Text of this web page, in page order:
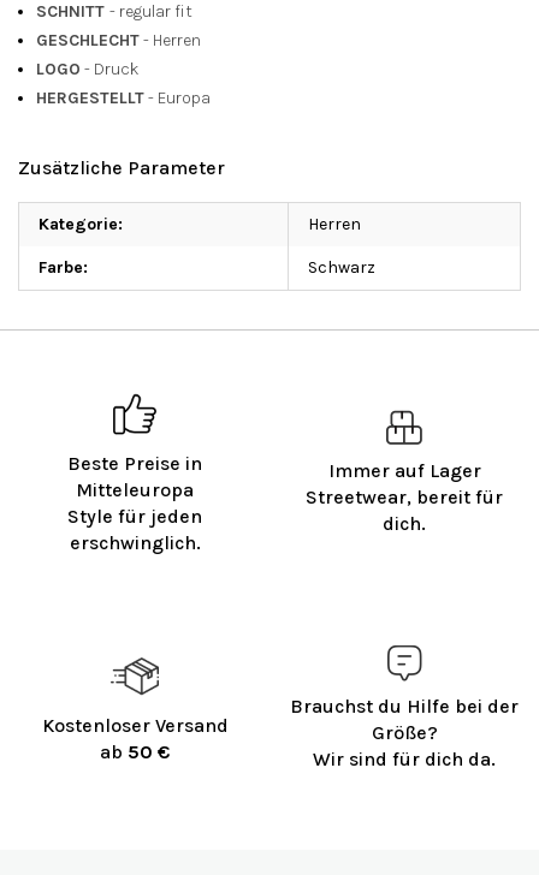
Beste Preise in
Mitteleuropa
Style für jeden
erschwinglich.
Immer auf Lager
Streetwear, bereit für
dich.
Kostenloser Versand
ab 50 €
Brauchst du Hilfe bei der
Größe?
Wir sind für dich da.
SCHNITT - regular fit
GESCHLECHT- Herren
LOGO - Druck
HERGESTELLT- Europa
Zusätzliche Parameter
Kategorie: Herren
Farbe: Schwarz